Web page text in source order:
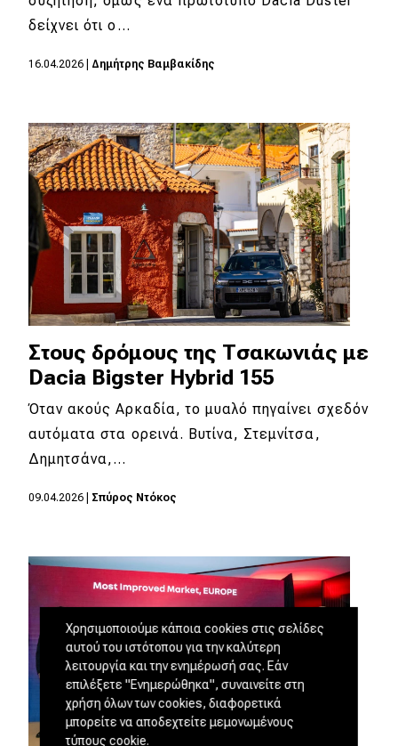
δείχνει ότι ο…
16.04.2026 Δημήτρης Βαμβακίδης
Στους δρόμους της Τσακωνιάς με
Dacia Bigster Hybrid 155
Όταν ακούς Αρκαδία, το μυαλό πηγαίνει σχεδόν
αυτόματα στα ορεινά. Βυτίνα, Στεμνίτσα,
Δημητσάνα,…
09.04.2026 Σπύρος Ντόκος
Χρησιμοποιούμε κάποια cookies στις σελίδες
αυτού του ιστότοπου για την καλύτερη
λειτουργία και την ενημέρωσή σας. Εάν
επιλέξετε "Ενημερώθηκα", συναινείτε στη
χρήση όλων των cookies, διαφορετικά
μπορείτε να αποδεχτείτε μεμονωμένους
τύπους cookie.